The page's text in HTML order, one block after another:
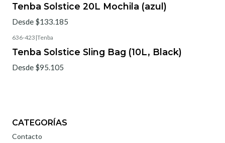
Tenba Solstice 20L Mochila (azul)
Desde $133.185
636-423 |Tenba
Tenba Solstice Sling Bag (10L, Black)
Desde $95.105
CATEGORÍAS
Contacto